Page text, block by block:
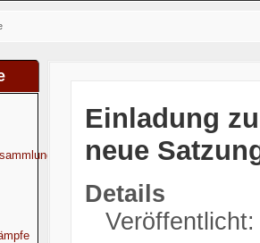
Einladung
neue
Details